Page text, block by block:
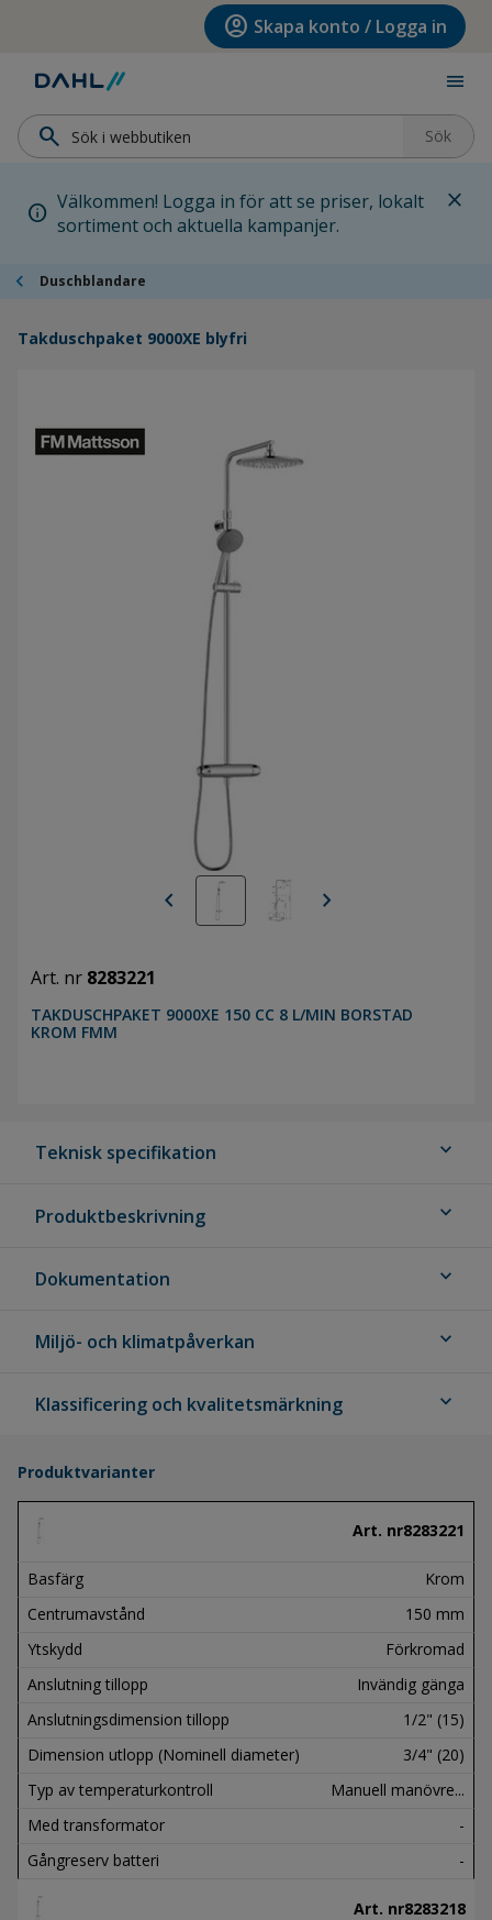
Hoppa till huvudinnehållet account_circle Skapa konto / Logga in
menu
search Sök
info Välkommen! Logga in för att se priser, lokalt
sortiment och aktuella kampanjer.
close
chevron_left Duschblandare
Takduschpaket 9000XE blyfri
chevron_left chevron_right
Art. nr 8283221
TAKDUSCHPAKET 9000XE 150 CC 8 L/MIN BORSTAD
KROM FMM
Teknisk specifikation expand_more
Produktbeskrivning expand_more
Dokumentation expand_more
Miljö- och klimatpåverkan expand_more
Klassificering och kvalitetsmärkning expand_more
Produktvarianter
Art. nr8283221
Basfärg
Krom
Centrumavstånd
150 mm
Ytskydd
Förkromad
Anslutning tillopp
Invändig gänga
Anslutningsdimension tillopp
1/2" (15)
Dimension utlopp (Nominell diameter)
3/4" (20)
Typ av temperaturkontroll
Manuell manövre...
Med transformator
-
Gångreserv batteri
-
Art. nr8283218